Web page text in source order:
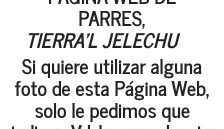
PARRES,
TIERRA'L JELECHU
Si quiere utilizar alguna
foto de esta Página Web,
solo le pedimos que